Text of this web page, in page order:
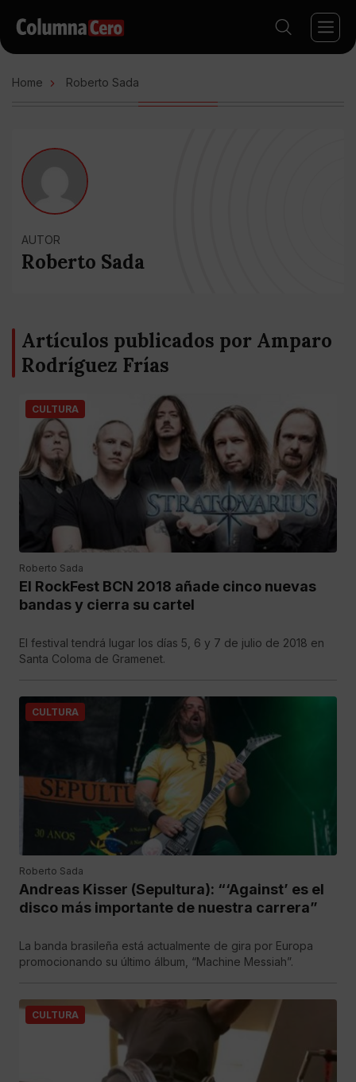
Home Roberto Sada
AUTOR
Roberto Sada
Artículos publicados por Amparo
Rodríguez Frías
CULTURA
Roberto Sada
El RockFest BCN 2018 añade cinco nuevas
bandas y cierra su cartel
El festival tendrá lugar los días 5, 6 y 7 de julio de 2018 en
Santa Coloma de Gramenet.
CULTURA
Roberto Sada
Andreas Kisser (Sepultura): “‘Against’ es el
disco más importante de nuestra carrera”
La banda brasileña está actualmente de gira por Europa
promocionando su último álbum, “Machine Messiah”.
CULTURA